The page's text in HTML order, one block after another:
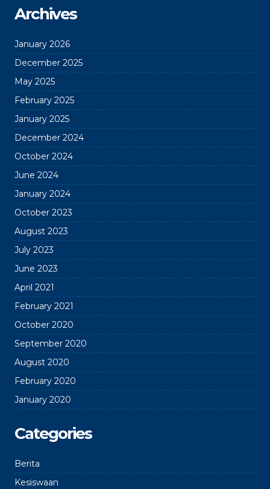
Archives
January 2026
December 2025
May 2025
February 2025
January 2025
December 2024
October 2024
June 2024
January 2024
October 2023
August 2023
July 2023
June 2023
April 2021
February 2021
October 2020
September 2020
August 2020
February 2020
January 2020
Categories
Berita
Kesiswaan